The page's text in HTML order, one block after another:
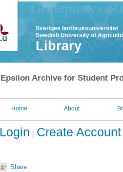
Sveriges lantbruksuniversitet
Swedish University of
Library
Epsilon Archive for Student
Home About
Login Create Account
Share